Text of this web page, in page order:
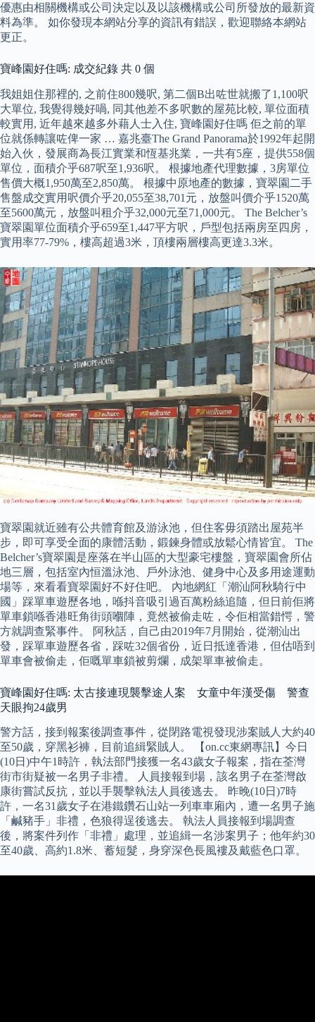
優惠由相關機構或公司決定以及以該機構或公司所發放的最新資
料為準。 如你發現本網站分享的資訊有錯誤，歡迎聯絡本網站
更正。
寶峰園好住嗎: 成交紀錄 共 0 個
我姐姐住那裡的, 之前住800幾呎, 第二個B出咗世就搬了1,100呎
大單位, 我覺得幾好喎, 同其他差不多呎數的屋苑比較, 單位面積
較實用, 近年越來越多外藉人士入住, 寶峰園好住嗎 佢之前的單
位就係轉讓咗俾一家 … 嘉兆臺The Grand Panorama於1992年起開
始入伙，發展商為長江實業和恆基兆業，一共有5座，提供558個
單位，面積介乎687呎至1,936呎。 根據地產代理數據，3房單位
售價大概1,950萬至2,850萬。 根據中原地產的數據，寶翠園二手
售盤成交實用呎價介乎20,055至38,701元，放盤叫價介乎1520萬
至5600萬元，放盤叫租介乎32,000元至71,000元。 The Belcher’s
寶翠園單位面積介乎659至1,447平方呎，戶型包括兩房至四房，
實用率77-79%，樓高超過3米，頂樓兩層樓高更達3.3米。
寶翠園就近雖有公共體育館及游泳池，但住客毋須踏出屋苑半
步，即可享受全面的康體活動，鍛鍊身體或放鬆心情皆宜。 The
Belcher’s寶翠園是座落在半山區的大型豪宅樓盤，寶翠園會所佔
地三層，包括室內恒溫泳池、戶外泳池、健身中心及多用途運動
場等，來看看寶翠園好不好住吧。 內地網紅「潮汕阿秋騎行中
國」踩單車遊歷各地，喺抖音吸引過百萬粉絲追隨，但日前佢將
單車鎖喺香港旺角街頭嗰陣，竟然被偷走咗，令佢相當錯愕，警
方就調查緊事件。 阿秋話，自己由2019年7月開始，從潮汕出
發，踩單車遊歷各省，踩咗32個省份，近日抵達香港，但估唔到
單車會被偷走，佢嘅單車鎖被剪爛，成架單車被偷走。
寶峰園好住嗎: 太古接連現襲擊途人案 女童中年漢受傷 警查
天眼拘24歲男
警方話，接到報案後調查事件，從閉路電視發現涉案賊人大約40
至50歲，穿黑衫褲，目前追緝緊賊人。 【on.cc東網專訊】今日
(10日)中午1時許，執法部門接獲一名43歲女子報案，指在荃灣
街市街疑被一名男子非禮。 人員接報到場，該名男子在荃灣啟
康街嘗試反抗，並以手襲擊執法人員後逃去。 昨晚(10日)7時
許，一名31歲女子在港鐵鑽石山站一列車車廂內，遭一名男子施
「鹹豬手」非禮，色狼得逞後逃去。 執法人員接報到場調查
後，將案件列作「非禮」處理，並追緝一名涉案男子；他年約30
至40歲、高約1.8米、蓄短髮，身穿深色長風褸及戴藍色口罩。